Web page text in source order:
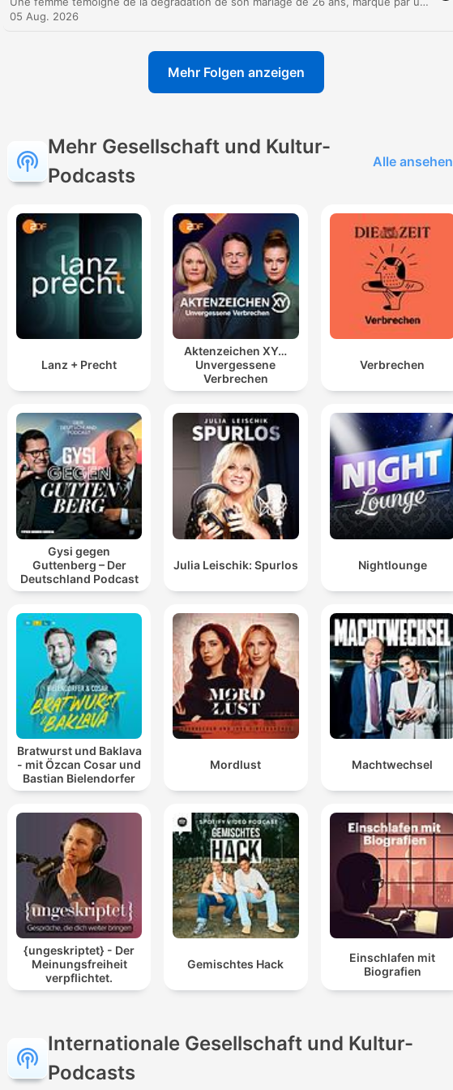
05 Aug. 2026
Mehr Folgen anzeigen
Mehr Gesellschaft und Kultur-
Podcasts
Alle ansehen
Lanz + Precht
Aktenzeichen XY…
Unvergessene
Verbrechen
Verbrechen
Gysi gegen
Guttenberg – Der
Deutschland Podcast
Julia Leischik: Spurlos Nightlounge
Bratwurst und Baklava
- mit Özcan Cosar und
Bastian Bielendorfer
Mordlust Machtwechsel
{ungeskriptet} - Der
Meinungsfreiheit
verpflichtet.
Gemischtes Hack
Einschlafen mit
Biografien
Internationale Gesellschaft und Kultur-
Podcasts